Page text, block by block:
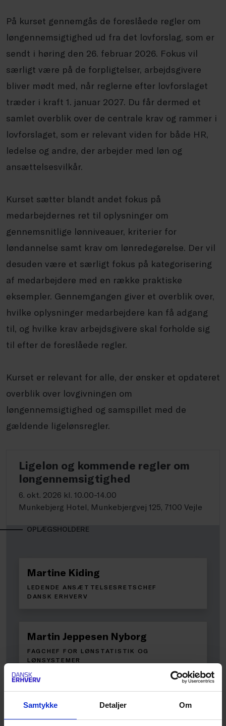
Samtykke Detaljer Om
På kurset gennemgås de foreslåede regler om
løngennemsigtighed ud fra det lovforslag, som er
sendt i høring den 26. februar 2026. Fokus vil
særligt være på de forpligtelser, arbejdsgivere
bliver mødt med, når reglerne efter lovforslaget
træder i kraft 1. januar 2027. Du får dermed et
samlet overblik over de centrale krav og rammer i
lovforslaget, som er relevant viden for både HR,
ledelse og andre, der arbejder med løn og
ansættelsesvilkår.
Kurset sætter blandt andet fokus på
medarbejdernes ret til oplysninger om
gennemsnitlige lønniveauer, kriterier for
løndannelse samt krav om lønredegørelse. Der vil
desuden være et særligt fokus på kategorisering
af medarbejdere med en række praktiske
eksempler. Gennemgangen giver et overblik over,
hvilke oplysninger medarbejdere kan få adgang
til, og hvilke krav arbejdsgivere skal forholde sig
til efter de foreslåede regler.
Kurset er relevant for alle, der ønsker et opdateret
overblik over lovgivningen om
løngennemsigtighed og samspillet med de
gældende ligelønsregler.
Ligeløn og kommende regler om
løngennemsigtighed
6. okt. 2026 kl. 10.00-14.00
Munkebjerg Hotel, Munkebjergvej 125, 7100 Vejle
OPLÆGSHOLDERE
Martine Kiding
LEDENDE ANSÆTTELSESRETSCHEF
DANSK ERHVERV
Martin Jeppesen Nyborg
FAGCHEF FOR LØNSTATISTIK OG
LØNSYSTEMER
Frister